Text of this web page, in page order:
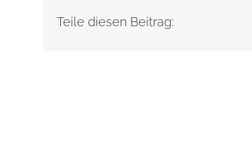
Teile diesen Beitrag: